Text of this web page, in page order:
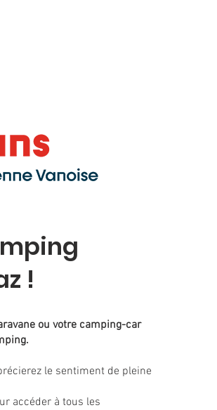
!
ou votre camping-car
le sentiment de pleine
accéder à tous les